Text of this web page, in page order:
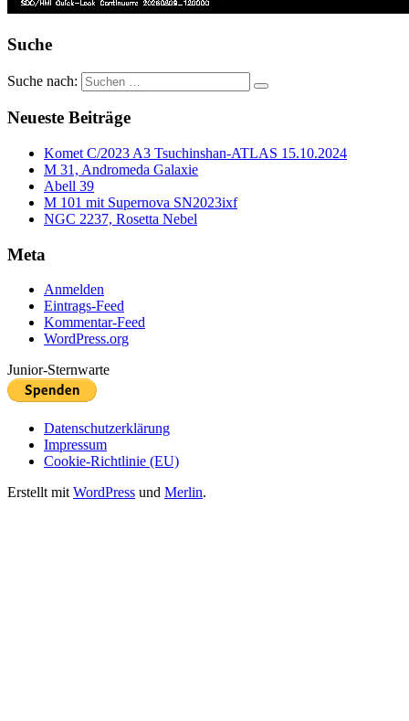
Suche
Suche nach:
Neueste Beiträge
Komet C/2023 A3 Tsuchinshan-ATLAS 15.10.2024
M 31, Andromeda Galaxie
Abell 39
M 101 mit Supernova SN2023ixf
NGC 2237, Rosetta Nebel
Meta
Anmelden
Eintrags-Feed
Kommentar-Feed
WordPress.org
Junior-Sternwarte
Datenschutzerklärung
Impressum
Cookie-Richtlinie (EU)
Erstellt mitWordPress und Merlin.